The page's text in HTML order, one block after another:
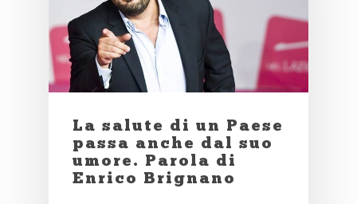
La salute di un Paese
passa anche dal suo
umore. Parola di
Enrico Brignano